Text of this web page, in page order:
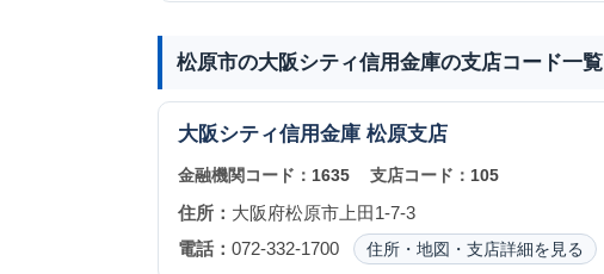
松原市の大阪シティ信用金庫の支店コード一覧
大阪シティ信用金庫 松原支店
金融機関コード： 1635 支店コード： 105
住所： 大阪府松原市上田1-7-3
電話： 072-332-1700 住所・地図・支店詳細を見る